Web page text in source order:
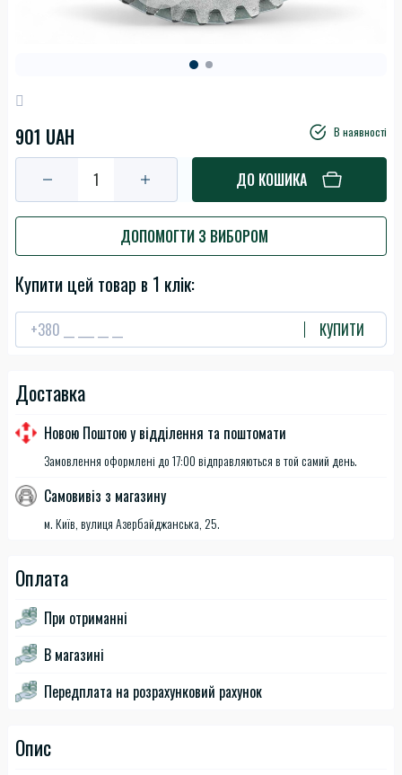
901 UAH В наявності
ДО КОШИКА
ДОПОМОГТИ З ВИБОРОМ
Купити цей товар в 1 клік:
КУПИТИ
Доставка
Новою Поштою у відділення та поштомати
Замовлення оформлені до 17:00 відправляються в той самий день.
Самовивіз з магазину
м. Київ, вулиця Азербайджанська, 25.
Оплата
При отриманні
В магазині
Передплата на розрахунковий рахунок
Опис